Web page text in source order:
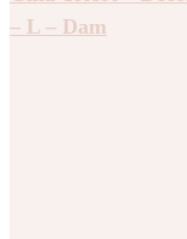
– L – Dam